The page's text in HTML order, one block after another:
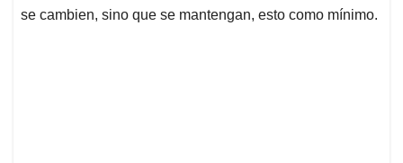
se cambien, sino que se mantengan, esto como mínimo.